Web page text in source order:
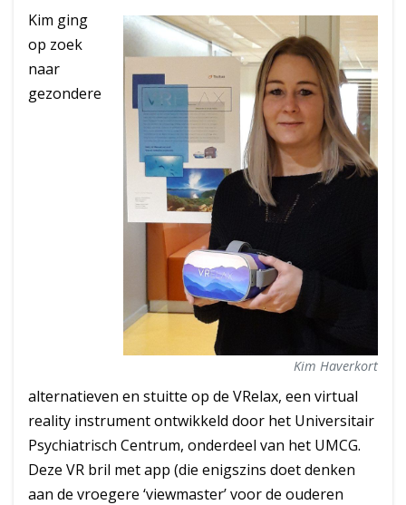
Kim Haverkort
Kim ging
op zoek
naar
gezondere
alternatieven en stuitte op de VRelax, een virtual
reality instrument ontwikkeld door het Universitair
Psychiatrisch Centrum, onderdeel van het UMCG.
Deze VR bril met app (die enigszins doet denken
aan de vroegere ‘viewmaster’ voor de ouderen